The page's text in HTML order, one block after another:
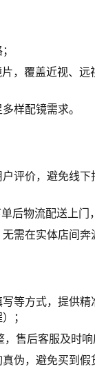
，覆盖近视、远
样配镜需求。
评价，避免线下
后物流配送上门
需在实体店间奔
等方式，提供精
；
售后客服及时
伪，避免买到假